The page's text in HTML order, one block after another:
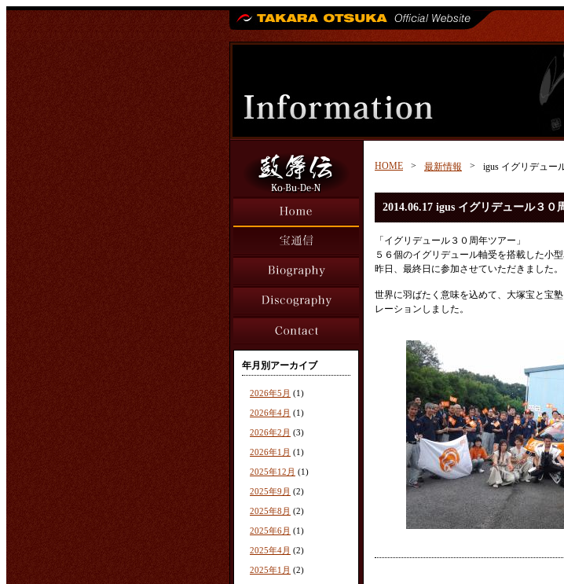
年月別アーカイブ
2026年5月 (1)
2026年4月 (1)
2026年2月 (3)
2026年1月 (1)
2025年12月 (1)
2025年9月 (2)
2025年8月 (2)
2025年6月 (1)
2025年4月 (2)
2025年1月 (2)
HOME > 最新情報 > igus イグリデュー
2014.06.17 igus イグリデュール３０
「イグリデュール３０周年ツアー」
５６個のイグリデュール軸受を搭載した小
昨日、最終日に参加させていただきました。
世界に羽ばたく意味を込めて、大塚宝と宝
レーションしました。